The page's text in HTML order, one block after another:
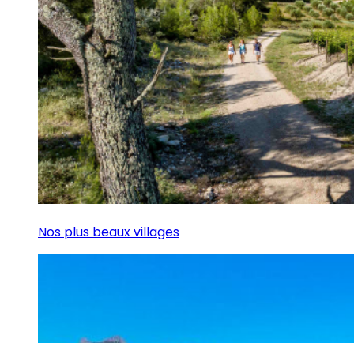
Nos plus beaux villages